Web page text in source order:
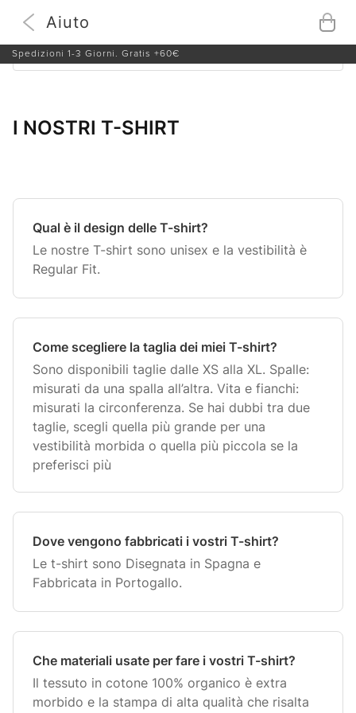
Spedizioni 1-3 Giorni. Gratis +60€
AiutoTutti gli articoli
Cerca
I NOSTRI T-SHIRT
Qual è il design delle T-shirt?
Le nostre T-shirt sono unisex e la vestibilità è
Regular Fit.
Come scegliere la taglia dei miei T-shirt?
Sono disponibili taglie dalle XS alla XL. Spalle:
misurati da una spalla all’altra. Vita e fianchi:
misurati la circonferenza. Se hai dubbi tra due
taglie, scegli quella più grande per una
vestibilità morbida o quella più piccola se la
preferisci più
Dove vengono fabbricati i vostri T-shirt?
Le t-shirt sono Disegnata in Spagna e
Fabbricata in Portogallo.
Che materiali usate per fare i vostri T-shirt?
Il tessuto in cotone 100% organico è extra
morbido e la stampa di alta qualità che risalta